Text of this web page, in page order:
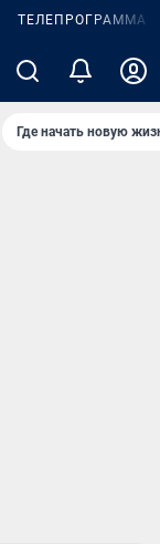
ТЕЛЕПРОГРАММА
Где начать новую